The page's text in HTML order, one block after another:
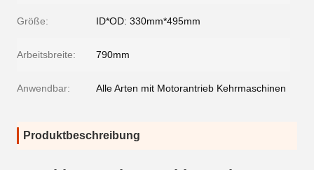
Größe: ID*OD: 330mm*495mm
Arbeitsbreite: 790mm
Anwendbar: Alle Arten mit Motorantrieb Kehrmaschinen
Produktbeschreibung